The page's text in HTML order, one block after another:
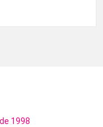
1998